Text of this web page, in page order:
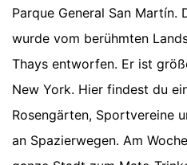
Parque General San Martín.
wurde vom berühmten
Thays entworfen. Er ist
New York. Hier findest du
Rosengärten, Sportvereine
an Spazierwegen. Am